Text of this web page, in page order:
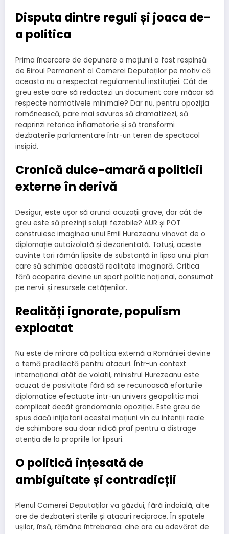
Disputa dintre reguli și joaca de-
a politica
Prima încercare de depunere a moțiunii a fost respinsă
de Biroul Permanent al Camerei Deputaților pe motiv că
aceasta nu a respectat regulamentul instituției. Cât de
greu este oare să redactezi un document care măcar să
respecte normativele minimale? Dar nu, pentru opoziția
românească, pare mai savuros să dramatizezi, să
reaprinzi retorica inflamatorie și să transformi
dezbaterile parlamentare într-un teren de spectacol
insipid.
Cronică dulce-amară a politicii
externe în derivă
Desigur, este ușor să arunci acuzații grave, dar cât de
greu este să prezinți soluții fezabile? AUR și POT
construiesc imaginea unui Emil Hurezeanu vinovat de o
diplomație autoizolată și dezorientată. Totuși, aceste
cuvinte tari rămân lipsite de substanță în lipsa unui plan
care să schimbe această realitate imaginară. Critica
fără acoperire devine un sport politic național, consumat
pe nervii și resursele cetățenilor.
Realități ignorate, populism
exploatat
Nu este de mirare că politica externă a României devine
o temă predilectă pentru atacuri. Într-un context
internațional atât de volatil, ministrul Hurezeanu este
acuzat de pasivitate fără să se recunoască eforturile
diplomatice efectuate într-un univers geopolitic mai
complicat decât grandomania opoziției. Este greu de
spus dacă inițiatorii acestei moțiuni vin cu intenții reale
de schimbare sau doar ridică praf pentru a distrage
atenția de la propriile lor lipsuri.
O politică înțesată de
ambiguitate și contradicții
Plenul Camerei Deputaților va găzdui, fără îndoială, alte
ore de dezbateri sterile și atacuri reciproce. În spatele
ușilor, însă, rămâne întrebarea: cine are cu adevărat de